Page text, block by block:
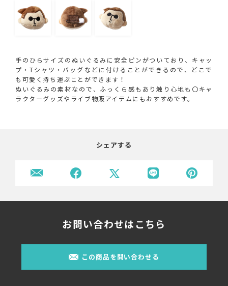
手のひらサイズのぬいぐるみに安全ピンがついており、キャッ
プ・Tシャツ・バッグなどに付けることができるので、どこで
も可愛く持ち運ぶことができます！
ぬいぐるみの素材なので、ふっくら感もあり触り心地も〇キャ
ラクターグッズやライブ物販アイテムにもおすすめです。
シェアする
お問い合わせはこちら
この商品を問い合わせる